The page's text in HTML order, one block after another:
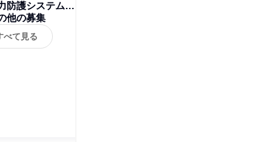
防護システム株
式会社
他の募集
べて見る